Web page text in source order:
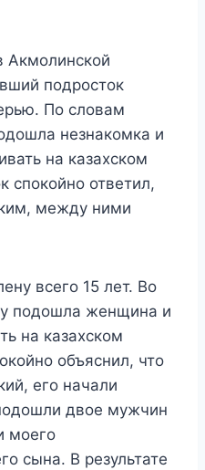
Акмолинской
подросток
По словам
незнакомка и
на казахском
спокойно ответил,
между ними
всего 15 лет. Во
подошла женщина и
на казахском
объяснил, что
его начали
двое мужчин
моего
сына. В результате